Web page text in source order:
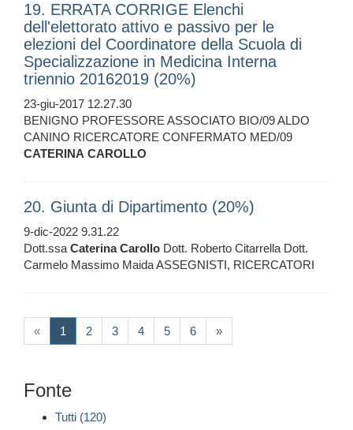
19. ERRATA CORRIGE Elenchi
dell'elettorato attivo e passivo per le
elezioni del Coordinatore della Scuola di
Specializzazione in Medicina Interna
triennio 20162019 (20%)
23-giu-2017 12.27.30
BENIGNO PROFESSORE ASSOCIATO BIO/09 ALDO
CANINO RICERCATORE CONFERMATO MED/09
CATERINA CAROLLO
20. Giunta di Dipartimento (20%)
9-dic-2022 9.31.22
Dott.ssaCaterina Carollo Dott. Roberto Citarrella Dott.
Carmelo Massimo Maida ASSEGNISTI, RICERCATORI
« 1 (current)
2 3 4 5 6 »
Fonte
Tutti (120)